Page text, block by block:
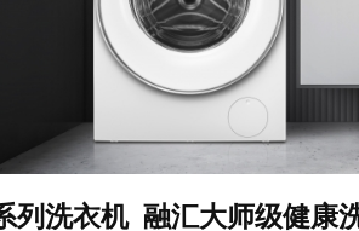
列洗衣机 融汇大师级健康